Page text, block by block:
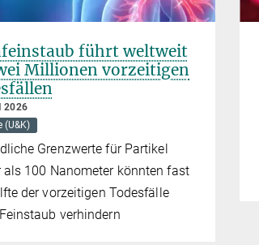
führt weltweit
Millionen vorzeitigen
2026
(U&K)
Grenzwerte für Partikel
als 100 Nanometer könnten fast
der vorzeitigen Todesfälle
verhindern